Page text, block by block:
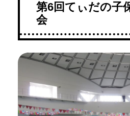
第6回てぃだの
会